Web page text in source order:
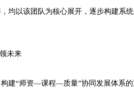
均以该团队为核心展开，逐步构建系
未来
建“师资—课程—质量”协同发展体系